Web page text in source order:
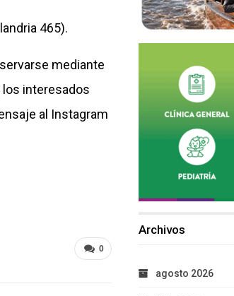
465).
mediante
los interesados
al Instagram
0
Archivos
agosto 2026